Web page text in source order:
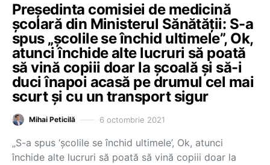
Președinta comisiei de medicină
școlară din Ministerul Sănătății: S-a
spus „școlile se închid ultimele”, Ok,
atunci închide alte lucruri să poată
să vină copiii doar la școală și să-i
duci înapoi acasă pe drumul cel mai
scurt și cu un transport sigur
Mihai Peticilă 6 octombrie 2021
„S-a spus ‘școlile se închid ultimele’, Ok, atunci
închide alte lucruri să poată să vină copiii doar la